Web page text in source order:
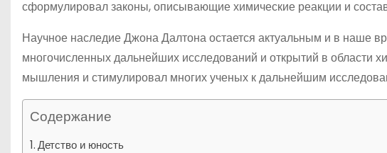
сформулировал законы, описывающие химические реакции и
Научное наследие Джона Далтона остается актуальным и в наше
многочисленных дальнейших исследований и открытий в области
мышления и стимулировал многих ученых к дальнейшим
Содержание
Детство и юность